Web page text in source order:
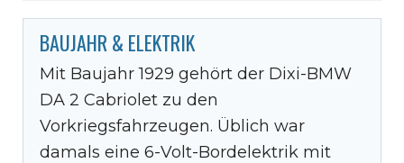
BAUJAHR & ELEKTRIK
Mit Baujahr 1929 gehört der Dixi-BMW
DA 2 Cabriolet zu den
Vorkriegsfahrzeugen. Üblich war
damals eine 6-Volt-Bordelektrik mit